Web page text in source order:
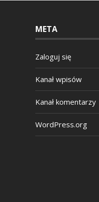
META
Zaloguj się
Kanał wpisów
Kanał komentarzy
WordPress.org